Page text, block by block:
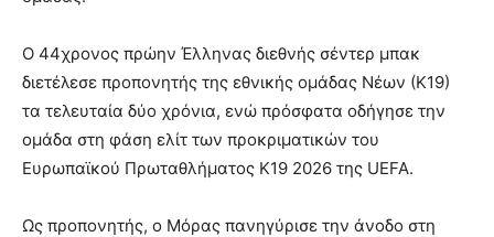
Ο 44χρονος πρώην Έλληνας διεθνής σέντερ μπακ
διετέλεσε προπονητής της εθνικής ομάδας Νέων (Κ19)
τα τελευταία δύο χρόνια, ενώ πρόσφατα οδήγησε την
ομάδα στη φάση ελίτ των προκριματικών του
Ευρωπαϊκού Πρωταθλήματος Κ19 2026 της UEFA.
Ως προπονητής, ο Μόρας πανηγύρισε την άνοδο στη